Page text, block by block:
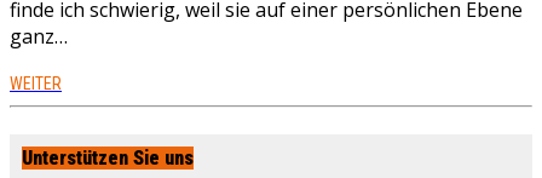
finde ich schwierig, weil sie auf einer persönlichen Ebene
ganz…
WEITER
Unterstützen Sie uns